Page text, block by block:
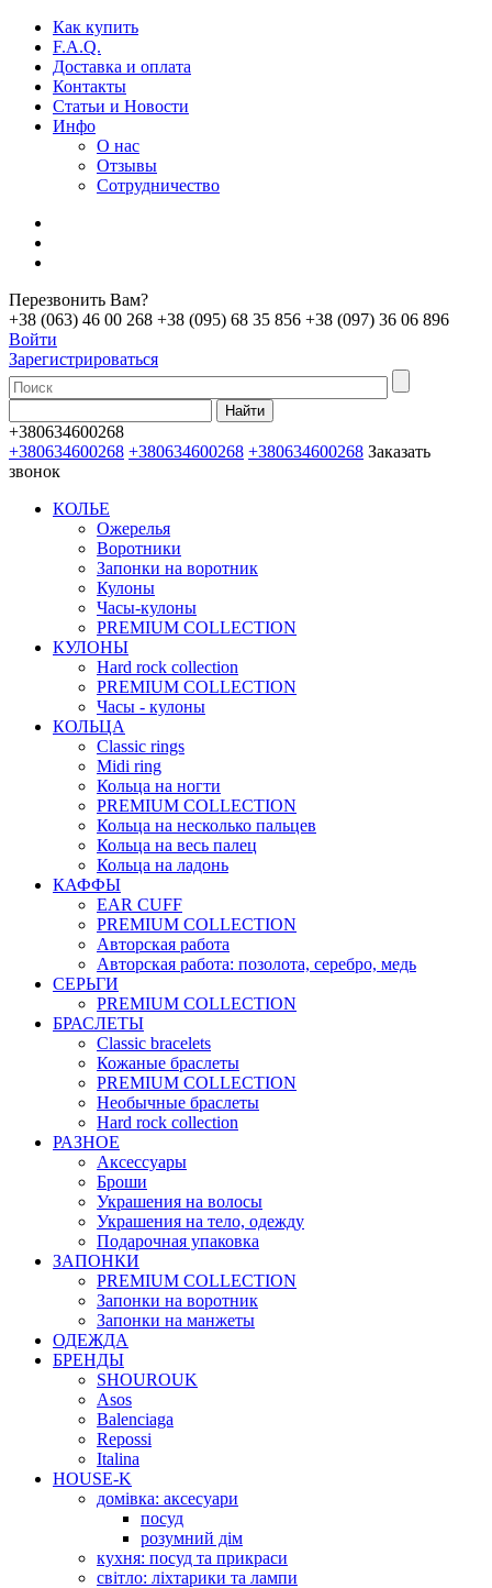
Как купить
F.A.Q.
Доставка и оплата
Контакты
Статьи и Новости
Инфо
О нас
Отзывы
Сотрудничество
Перезвонить Вам?
+38 (063) 46 00 268 +38 (095) 68 35 856 +38 (097) 36 06 896
Войти
Зарегистрироваться
+380634600268
+380634600268 +380634600268 +380634600268 Заказать
звонок
КОЛЬЕ
Ожерелья
Воротники
Запонки на воротник
Кулоны
Часы-кулоны
PREMIUM COLLECTION
КУЛОНЫ
Hard rock collection
PREMIUM COLLECTION
Часы - кулоны
КОЛЬЦА
Classic rings
Midi ring
Кольца на ногти
PREMIUM COLLECTION
Кольца на несколько пальцев
Кольца на весь палец
Кольца на ладонь
КАФФЫ
EAR CUFF
PREMIUM COLLECTION
Авторская работа
Авторская работа: позолота, серебро, медь
СЕРЬГИ
PREMIUM COLLECTION
БРАСЛЕТЫ
Classic bracelets
Кожаные браслеты
PREMIUM COLLECTION
Необычные браслеты
Hard rock collection
РАЗНОЕ
Аксессуары
Броши
Украшения на волосы
Украшения на тело, одежду
Подарочная упаковка
ЗАПОНКИ
PREMIUM COLLECTION
Запонки на воротник
Запонки на манжеты
ОДЕЖДА
БРЕНДЫ
SHOUROUK
Asos
Balenciaga
Repossi
Italina
HOUSE-K
домівка: аксесуари
посуд
розумний дім
кухня: посуд та прикраси
світло: ліхтарики та лампи